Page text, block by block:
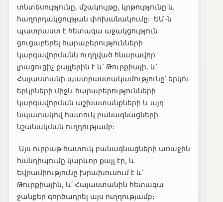
տնտեսությունը, մշակույթը, կրթությունը և
հաղորդակցության փոխանակումը: ԵՄ-ն
պատրաստ է հետագա աջակցություն
ցուցաբերել հարաբերությունների
կարգավորմանն ուղղված հնարավոր
լրացուցիչ քայլերին է և՛ Թուրքիայի, և՛
Հայաստանի պատրաստակամությունը՝ երկու
երկրների միջև հարաբերությունների
կարգավորման աշխատանքների և այդ
նպատակով հատուկ բանագնացների
նշանակման ուղղությամբ։
Այս ուրբաթ հատուկ բանագնացների առաջին
հանդիպումը կարևոր քայլ էր, և
Եվրամիությունը խրախուսում է և՛
Թուրքիային, և՛ Հայաստանին հետագա
ջանքեր գործադրել այս ուղղությամբ։